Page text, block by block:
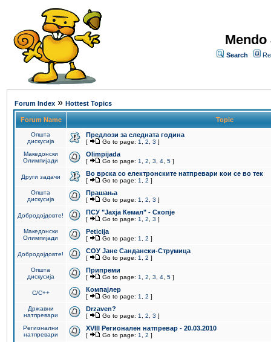
Search
Forum Index » Hottest Topics
Forum Name Topic
Општа
дискусија
Предлози за следната година
[ Go to page: 1 2 3 ]
Македонски
Олимпијади
Olimpijada
[ Go to page: 1 2 3 4 5 ]
Други задачи Во врска со електронските натпревари кои се во тек
[ Go to page: 1 2 ]
Општа
дискусија
Прашања
[ Go to page: 1 2 3 ]
Добродојдовте! ПCУ "Јахја Кемал" - Скопје
[ Go to page: 1 2 3 ]
Македонски
Олимпијади
Peticija
[ Go to page: 1 2 ]
Добродојдовте! СОУ Јане Сандански-Струмица
[ Go to page: 1 2 ]
Општа
дискусија
Припреми
[ Go to page: 1 2 3 4 5 ]
C/C++ Компајлер
[ Go to page: 1 2 ]
Државни
натпревари
Drzaven?
[ Go to page: 1 2 3 ]
Регионални
натпревари
XVIII Регионален натпревар - 20.03.2010
[ Go to page: 1 2 ]